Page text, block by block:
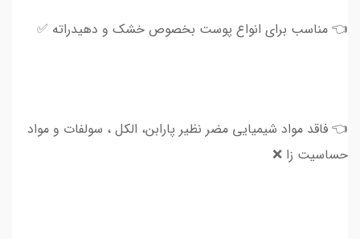
👈 مناسب برای انواع پوست بخصوص خشک و دهیدراته ✅
👈 فاقد مواد شیمیایی مضر نظیر پارابن، الکل ، سولفات و مواد
حساسیت زا ❌